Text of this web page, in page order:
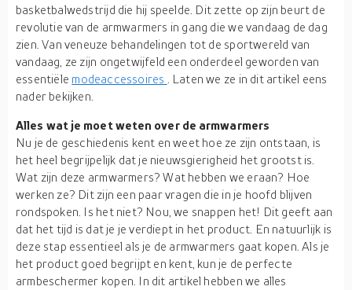
basketbalwedstrijd die hij speelde. Dit zette op zijn beurt de
revolutie van de armwarmers in gang die we vandaag de dag
zien. Van veneuze behandelingen tot de sportwereld van
vandaag, ze zijn ongetwijfeld een onderdeel geworden van
essentiële modeaccessoires
. Laten we ze in dit artikel eens
nader bekijken.
Alles wat je moet weten over de armwarmers
Nu je de geschiedenis kent en weet hoe ze zijn ontstaan, is
het heel begrijpelijk dat je nieuwsgierigheid het grootst is.
Wat zijn deze armwarmers? Wat hebben we eraan? Hoe
werken ze? Dit zijn een paar vragen die in je hoofd blijven
rondspoken. Is het niet? Nou, we snappen het! Dit geeft aan
dat het tijd is dat je je verdiept in het product. En natuurlijk is
deze stap essentieel als je de armwarmers gaat kopen. Als je
het product goed begrijpt en kent, kun je de perfecte
armbeschermer kopen. In dit artikel hebben we alles